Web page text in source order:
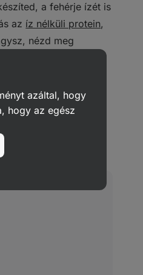
a fehérje ízét is
az íz nélküli protein,
nézd meg
poharadba vagy
azáltal, hogy
hogy az egész